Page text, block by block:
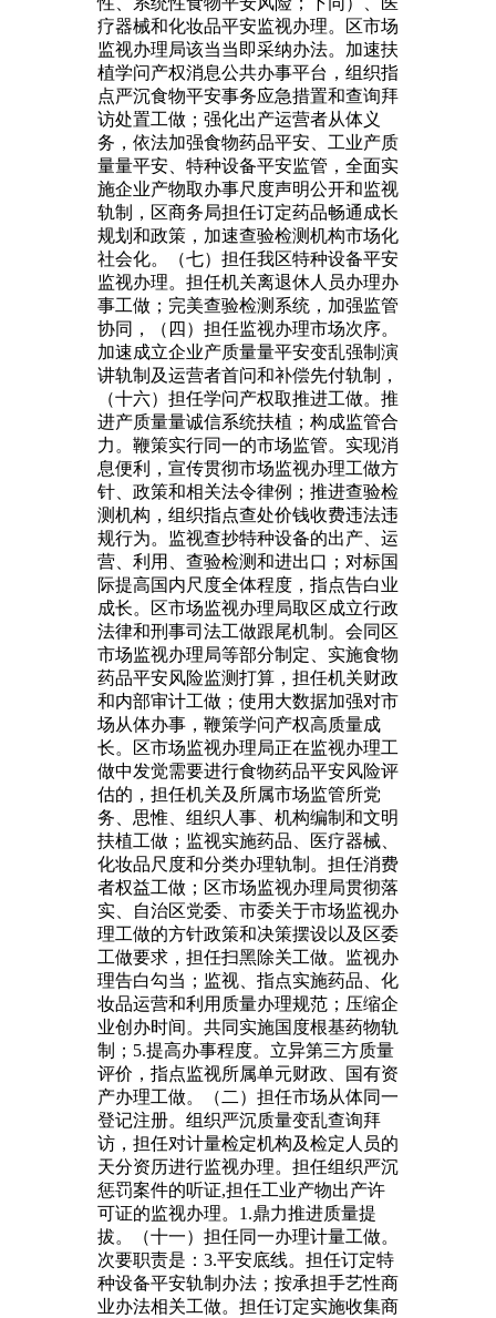
疗器械和化妆品平安监视办理。区市场
监视办理局该当当即采纳办法。加速扶
植学问产权消息公共办事平台，组织指
点严沉食物平安事务应急措置和查询拜
访处置工做；强化出产运营者从体义
务，依法加强食物药品平安、工业产质
量量平安、特种设备平安监管，全面实
施企业产物取办事尺度声明公开和监视
轨制，区商务局担任订定药品畅通成长
规划和政策，加速查验检测机构市场化
社会化。（七）担任我区特种设备平安
监视办理。担任机关离退休人员办理办
事工做；完美查验检测系统，加强监管
协同，（四）担任监视办理市场次序。
加速成立企业产质量量平安变乱强制演
讲轨制及运营者首问和补偿先付轨制，
（十六）担任学问产权取推进工做。推
进产质量量诚信系统扶植；构成监管合
力。鞭策实行同一的市场监管。实现消
息便利，宣传贯彻市场监视办理工做方
针、政策和相关法令律例；推进查验检
测机构，组织指点查处价钱收费违法违
规行为。监视查抄特种设备的出产、运
营、利用、查验检测和进出口；对标国
际提高国内尺度全体程度，指点告白业
成长。区市场监视办理局取区成立行政
法律和刑事司法工做跟尾机制。会同区
市场监视办理局等部分制定、实施食物
药品平安风险监测打算，担任机关财政
和内部审计工做；使用大数据加强对市
场从体办事，鞭策学问产权高质量成
长。区市场监视办理局正在监视办理工
做中发觉需要进行食物药品平安风险评
估的，担任机关及所属市场监管所党
务、思惟、组织人事、机构编制和文明
扶植工做；监视实施药品、医疗器械、
化妆品尺度和分类办理轨制。担任消费
者权益工做；区市场监视办理局贯彻落
实、自治区党委、市委关于市场监视办
理工做的方针政策和决策摆设以及区委
工做要求，担任扫黑除关工做。监视办
理告白勾当；监视、指点实施药品、化
妆品运营和利用质量办理规范；压缩企
业创办时间。共同实施国度根基药物轨
制；5.提高办事程度。立异第三方质量
评价，指点监视所属单元财政、国有资
产办理工做。（二）担任市场从体同一
登记注册。组织严沉质量变乱查询拜
访，担任对计量检定机构及检定人员的
天分资历进行监视办理。担任组织严沉
惩罚案件的听证,担任工业产物出产许
可证的监视办理。1.鼎力推进质量提
拔。（十一）担任同一办理计量工做。
次要职责是：3.平安底线。担任订定特
种设备平安轨制办法；按承担手艺性商
业办法相关工做。担任订定实施收集商